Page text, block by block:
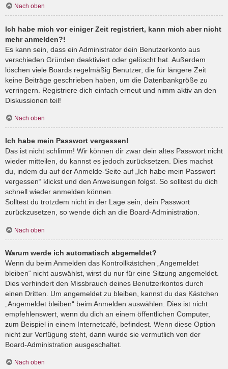
Nach oben
Ich habe mich vor einiger Zeit registriert, kann mich aber nicht
mehr anmelden?!
Es kann sein, dass ein Administrator dein Benutzerkonto aus
verschieden Gründen deaktiviert oder gelöscht hat. Außerdem
löschen viele Boards regelmäßig Benutzer, die für längere Zeit
keine Beiträge geschrieben haben, um die Datenbankgröße zu
verringern. Registriere dich einfach erneut und nimm aktiv an den
Diskussionen teil!
Nach oben
Ich habe mein Passwort vergessen!
Das ist nicht schlimm! Wir können dir zwar dein altes Passwort nicht
wieder mitteilen, du kannst es jedoch zurücksetzen. Dies machst
du, indem du auf der Anmelde-Seite auf „Ich habe mein Passwort
vergessen“ klickst und den Anweisungen folgst. So solltest du dich
schnell wieder anmelden können.
Solltest du trotzdem nicht in der Lage sein, dein Passwort
zurückzusetzen, so wende dich an die Board-Administration.
Nach oben
Warum werde ich automatisch abgemeldet?
Wenn du beim Anmelden das Kontrollkästchen „Angemeldet
bleiben“ nicht auswählst, wirst du nur für eine Sitzung angemeldet.
Dies verhindert den Missbrauch deines Benutzerkontos durch
einen Dritten. Um angemeldet zu bleiben, kannst du das Kästchen
„Angemeldet bleiben“ beim Anmelden auswählen. Dies ist nicht
empfehlenswert, wenn du dich an einem öffentlichen Computer,
zum Beispiel in einem Internetcafé, befindest. Wenn diese Option
nicht zur Verfügung steht, dann wurde sie vermutlich von der
Board-Administration ausgeschaltet.
Nach oben